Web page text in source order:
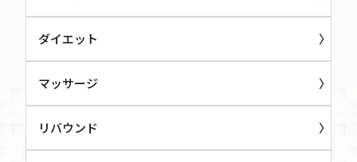
ダイエット
マッサージ
リバウンド